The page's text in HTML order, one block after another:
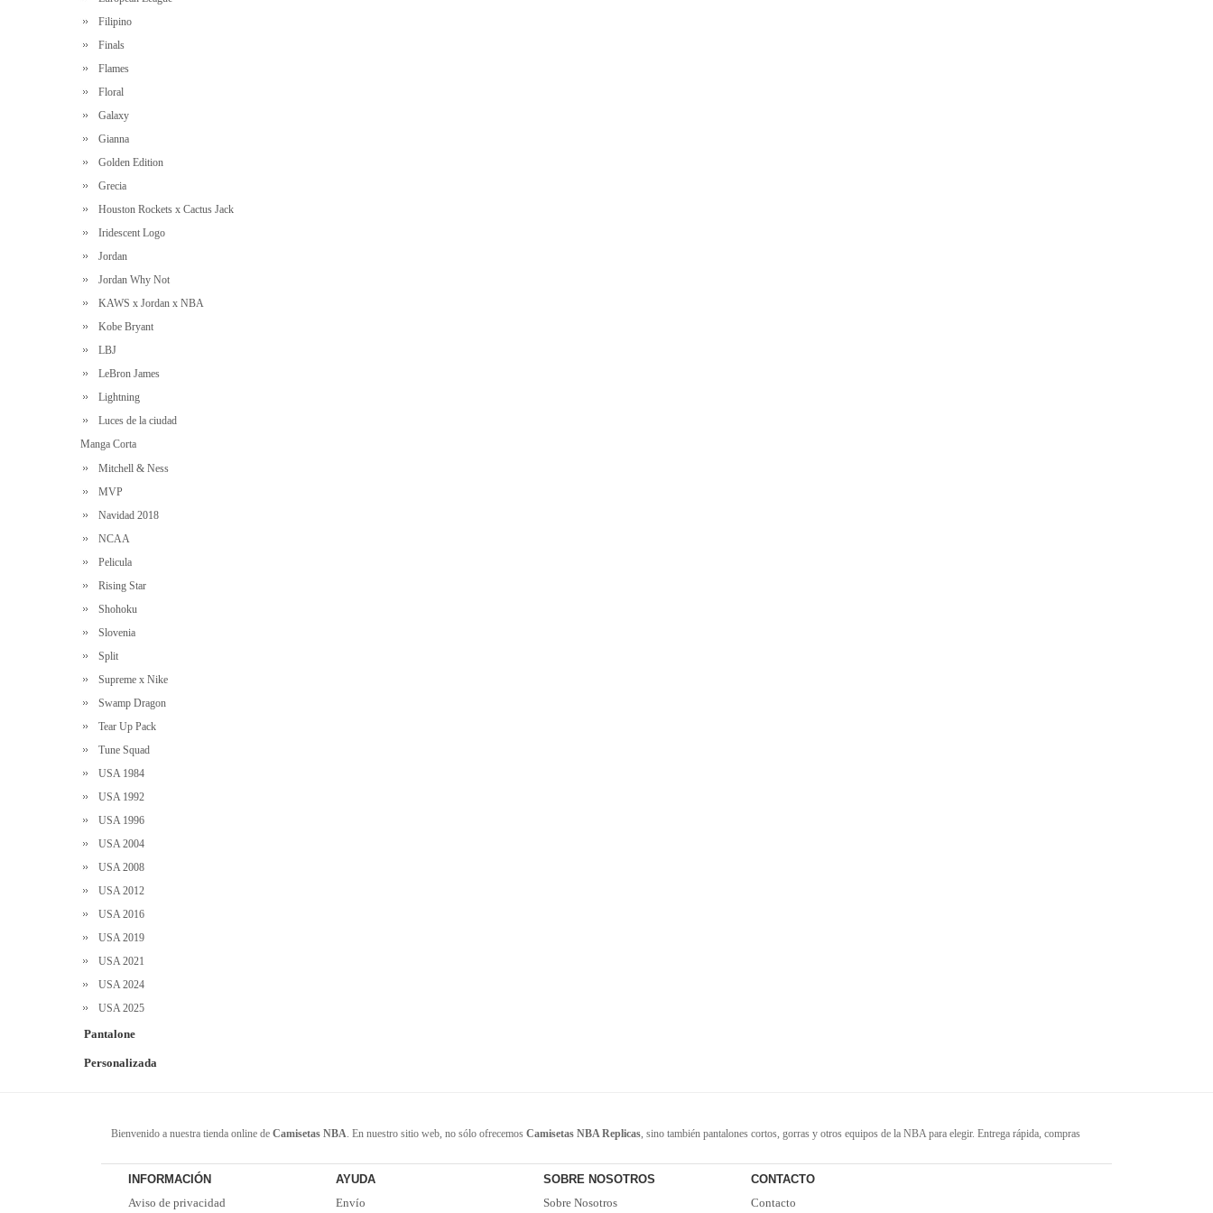
Filipino
Finals
Flames
Floral
Galaxy
Gianna
Golden Edition
Grecia
Houston Rockets x Cactus Jack
Iridescent Logo
Jordan
Jordan Why Not
KAWS x Jordan x NBA
Kobe Bryant
LBJ
LeBron James
Lightning
Luces de la ciudad
Manga Corta
Mitchell & Ness
MVP
Navidad 2018
NCAA
Pelicula
Rising Star
Shohoku
Slovenia
Split
Supreme x Nike
Swamp Dragon
Tear Up Pack
Tune Squad
USA 1984
USA 1992
USA 1996
USA 2004
USA 2008
USA 2012
USA 2016
USA 2019
USA 2021
USA 2024
USA 2025
Pantalone
Personalizada
Bienvenido a nuestra tienda online de Camisetas NBA. En nuestro sitio web, no sólo ofrecemos Camisetas NBA Replicas, sino también pantalones cortos, gorras y otros equipos de la NBA para elegir. Entrega rápida, compras
favoritos. ¡Envío rápido! ¡Tiempo de entrega corto! ¡Oportuna y buena comunicación! ¡Ofertas actualizadas y camisetas nuevas de vez en cuando! Satisfacer las necesidades de cada cliente.
INFORMACIÓN
Aviso de privacidad
AYUDA
Envío
SOBRE NOSOTROS
Sobre Nosotros
CONTACTO
Contacto